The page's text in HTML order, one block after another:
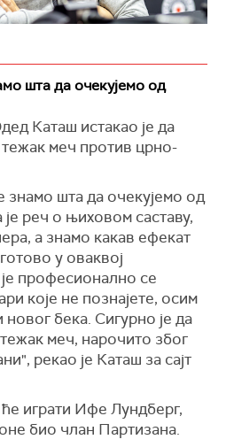
шта да очекујемо од
Каташ истакао је да
меч против црно-
знамо шта да очекујемо од
реч о њиховом саставу,
а знамо какав ефекат
у оваквој
професионално се
које не познајете, осим
бека. Сигурно је да
меч, нарочито због
рекао је Каташ за сајт
играти Ифе Лундберг,
био члан Партизана.